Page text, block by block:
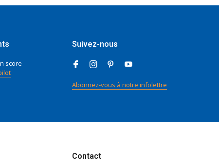
score
Suivez-nous
Abonnez-vous à notre infolettre
Contact